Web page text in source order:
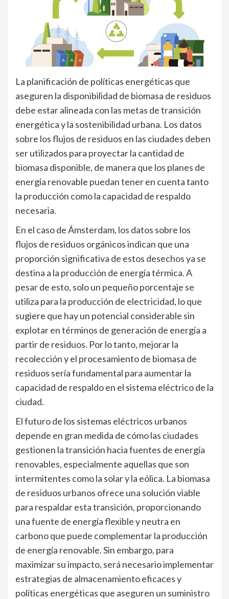
La planificación de políticas energéticas que
aseguren la disponibilidad de biomasa de residuos
debe estar alineada con las metas de transición
energética y la sostenibilidad urbana. Los datos
sobre los flujos de residuos en las ciudades deben
ser utilizados para proyectar la cantidad de
biomasa disponible, de manera que los planes de
energía renovable puedan tener en cuenta tanto
la producción como la capacidad de respaldo
necesaria.
En el caso de Ámsterdam, los datos sobre los
flujos de residuos orgánicos indican que una
proporción significativa de estos desechos ya se
destina a la producción de energía térmica. A
pesar de esto, solo un pequeño porcentaje se
utiliza para la producción de electricidad, lo que
sugiere que hay un potencial considerable sin
explotar en términos de generación de energía a
partir de residuos. Por lo tanto, mejorar la
recolección y el procesamiento de biomasa de
residuos sería fundamental para aumentar la
capacidad de respaldo en el sistema eléctrico de la
ciudad.
El futuro de los sistemas eléctricos urbanos
depende en gran medida de cómo las ciudades
gestionen la transición hacia fuentes de energía
renovables, especialmente aquellas que son
intermitentes como la solar y la eólica. La biomasa
de residuos urbanos ofrece una solución viable
para respaldar esta transición, proporcionando
una fuente de energía flexible y neutra en
carbono que puede complementar la producción
de energía renovable. Sin embargo, para
maximizar su impacto, será necesario implementar
estrategias de almacenamiento eficaces y
políticas energéticas que aseguren un suministro